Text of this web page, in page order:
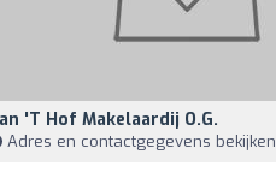
't Hof Makelaardij O.g.
Adres en contactgegevens bekijken